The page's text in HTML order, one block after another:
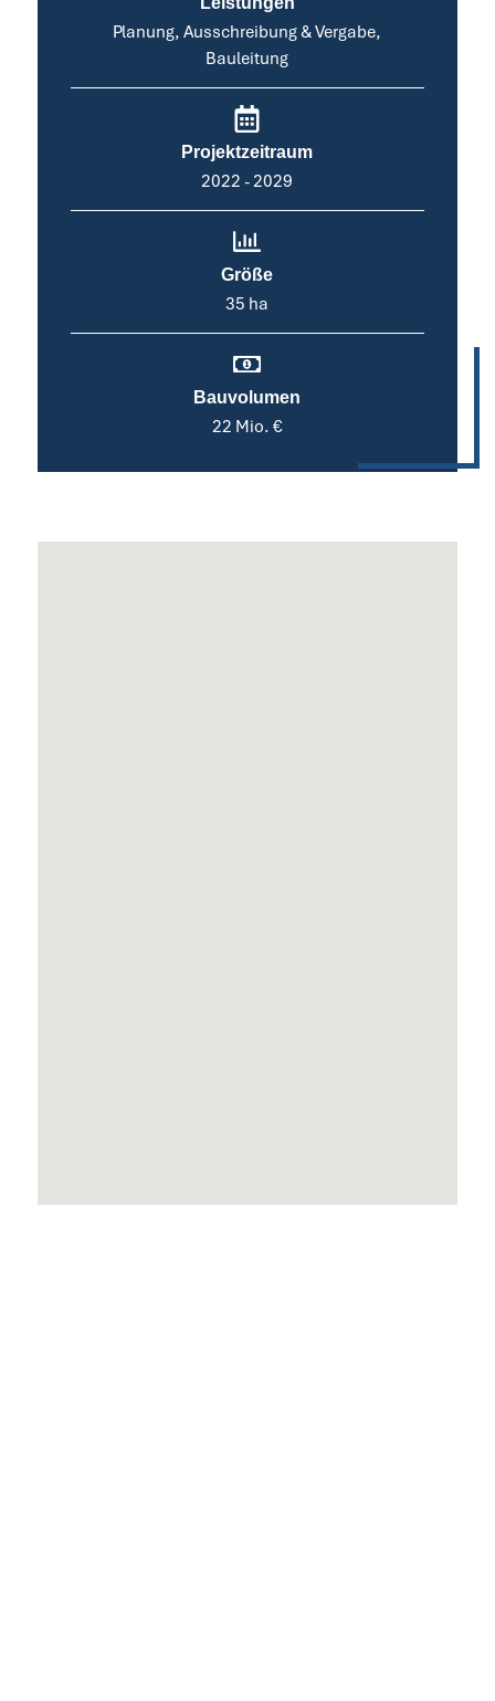
Planung, Ausschreibung & Vergabe,
Bauleitung
Projektzeitraum
2022 - 2029
Größe
35 ha
Bauvolumen
22 Mio. €